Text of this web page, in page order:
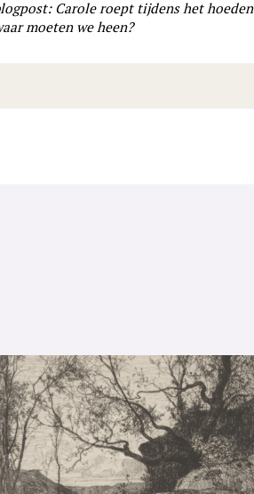
Carole roept tijdens het hoeden
moeten we heen?